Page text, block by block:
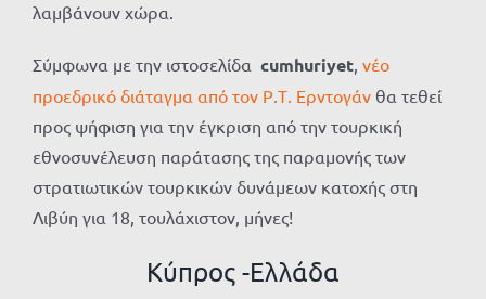
λαμβάνουν χώρα.
Σύμφωνα με την ιστοσελίδα cumhuriyet, νέο
προεδρικό διάταγμα από τον Ρ.Τ. Ερντογάν θα τεθεί
προς ψήφιση για την έγκριση από την τουρκική
εθνοσυνέλευση παράτασης της παραμονής των
στρατιωτικών τουρκικών δυνάμεων κατοχής στη
Λιβύη για 18, τουλάχιστον, μήνες!
Κύπρος -Ελλάδα